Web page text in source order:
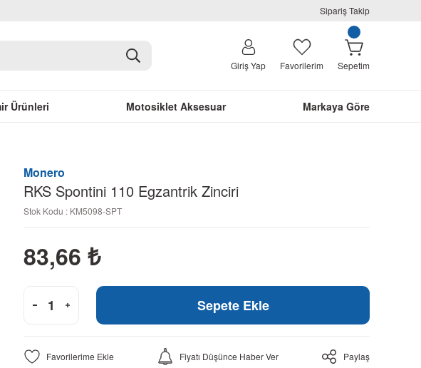
Sipariş Takip
Giriş Yap Favorilerim Sepetim
Ürünleri Motosiklet Aksesuar Markaya Göre
Monero
RKS Spontini 110 Egzantrik Zinciri
Stok Kodu : KM5098-SPT
83,66 ₺
Sepete Ekle
Fiyatı Düşünce Haber Ver Paylaş